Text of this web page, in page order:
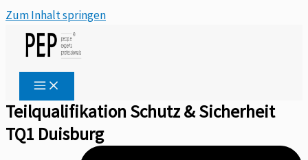
Zum Inhalt springen
Teilqualifikation Schutz & Sicherheit
TQ1 Duisburg